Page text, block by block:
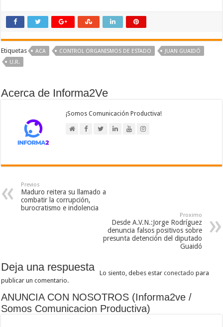
Etiquetas ACA CONTROL ORGANISMOS DE ESTADO
JUAN GUAIDÓ
U.R.
Acerca de Informa2Ve
¡Somos Comunicación Productiva!
Previos
Maduro reitera su llamado a
combatir la corrupción,
burocratismo e indolencia
Proximo
Desde A.V.N.:Jorge Rodríguez
denuncia falsos positivos sobre
presunta detención del diputado
Guaidó
Deja una respuesta Lo siento, debes estarconectado para
publicar un comentario.
ANUNCIA CON NOSOTROS (Informa2ve /
Somos Comunicacion Productiva)